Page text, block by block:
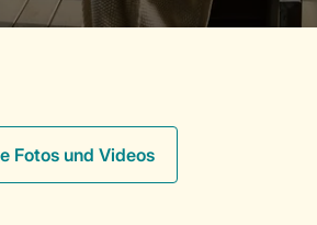
Fotos und Videos